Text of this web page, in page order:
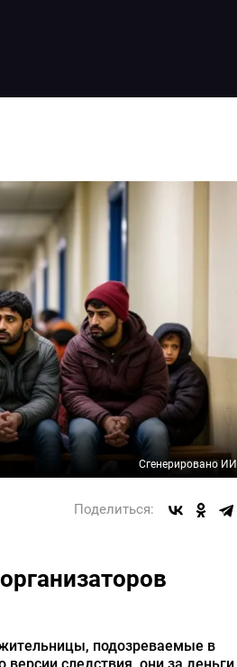
Сгенерировано ИИ
Поделиться:
подозреваемые в
следствия, они за деньги